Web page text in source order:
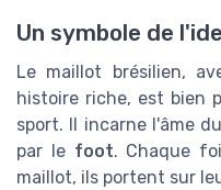
Un symbole de
Le maillot brésilien,
histoire riche, est bien
sport. Il incarne l'âme
par le foot. Chaque
maillot, ils portent sur